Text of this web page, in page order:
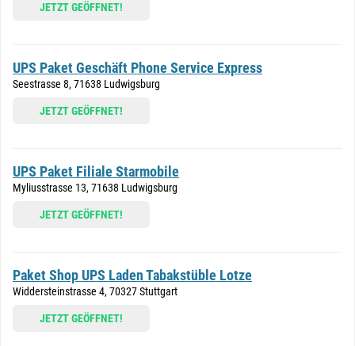
JETZT GEÖFFNET!
UPS Paket Geschäft Phone Service Express
Seestrasse 8, 71638 Ludwigsburg
JETZT GEÖFFNET!
UPS Paket Filiale Starmobile
Myliusstrasse 13, 71638 Ludwigsburg
JETZT GEÖFFNET!
Paket Shop UPS Laden Tabakstüble Lotze
Widdersteinstrasse 4, 70327 Stuttgart
JETZT GEÖFFNET!